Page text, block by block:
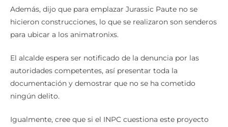
Además, dijo que para emplazar Jurassic Paute no se
hicieron construcciones, lo que se realizaron son senderos
para ubicar a los animatronixs.
El alcalde espera ser notificado de la denuncia por las
autoridades competentes, así presentar toda la
documentación y demostrar que no se ha cometido
ningún delito.
Igualmente, cree que si el INPC cuestiona este proyecto